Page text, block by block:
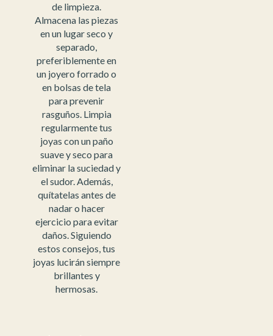
de limpieza.
Almacena las piezas
en un lugar seco y
separado,
preferiblemente en
un joyero forrado o
en bolsas de tela
para prevenir
rasguños. Limpia
regularmente tus
joyas con un paño
suave y seco para
eliminar la suciedad y
el sudor. Además,
quítatelas antes de
nadar o hacer
ejercicio para evitar
daños. Siguiendo
estos consejos, tus
joyas lucirán siempre
brillantes y
hermosas.